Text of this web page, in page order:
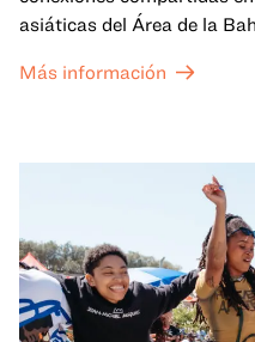
asiáticas del Área de la
celebran y honran las
un espacio para que
reúnan y se eleven
tanto presenciales como
Más información